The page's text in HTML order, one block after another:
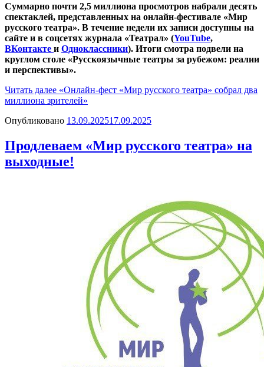
Суммарно почти 2,5 миллиона просмотров набрали десять
спектаклей, представленных на онлайн-фестивале «Мир
русского театра». В течение недели их записи доступны на
сайте и в соцсетях журнала «Театрал» (YouTube,
ВКонтакте и Одноклассники). Итоги смотра подвели на
круглом столе «Русскоязычные театры за рубежом: реалии
и перспективы».
Читать далее «Онлайн-фест «Мир русского театра» собрал два
миллиона зрителей»
Опубликовано 13.09.202517.09.2025
Продлеваем «Мир русского театра» на
выходные!